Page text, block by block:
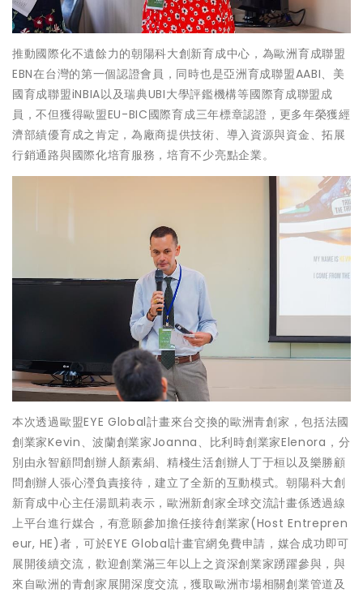
推動國際化不遺餘力的朝陽科大創新育成中心，為歐洲育成聯盟
EBN在台灣的第一個認證會員，同時也是亞洲育成聯盟AABI、美
國育成聯盟iNBIA以及瑞典UBI大學評鑑機構等國際育成聯盟成
員，不但獲得歐盟EU-BIC國際育成三年標章認證，更多年榮獲經
濟部績優育成之肯定，為廠商提供技術、導入資源與資金、拓展
行銷通路與國際化培育服務，培育不少亮點企業。
本次透過歐盟EYE Global計畫來台交換的歐洲青創家，包括法國
創業家Kevin、波蘭創業家Joanna、比利時創業家Elenora，分
別由永智顧問創辦人顏素絹、精棧生活創辦人丁于桓以及樂勝顧
問創辦人張心瀅負責接待，建立了全新的互動模式。朝陽科大創
新育成中心主任湯凱莉表示，歐洲新創家全球交流計畫係透過線
上平台進行媒合，有意願參加擔任接待創業家(Host Entrepren
eur, HE)者，可於EYE Global計畫官網免費申請，媒合成功即可
展開後續交流，歡迎創業滿三年以上之資深創業家踴躍參與，與
來自歐洲的青創家展開深度交流，獲取歐洲市場相關創業管道及